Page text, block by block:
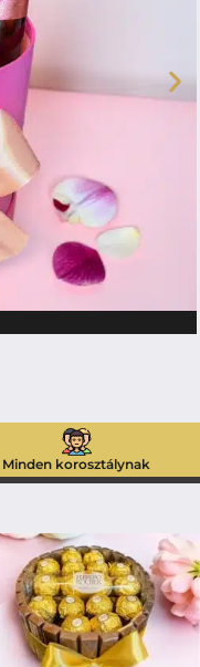
Minden korosztálynak